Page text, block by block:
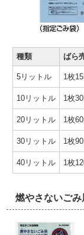
種類 ばら
5リットル 1枚
10リットル 1枚
20リットル 1枚
30リットル 1枚
40リットル 1枚
燃やさないご